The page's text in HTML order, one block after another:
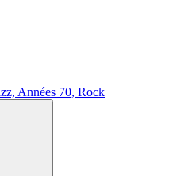
Années 70, Rock